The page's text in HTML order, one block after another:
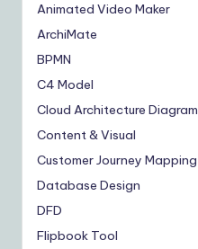
Animated Video Maker
ArchiMate
BPMN
C4 Model
Cloud Architecture Diagram
Content & Visual
Customer Journey Mapping
Database Design
DFD
Flipbook Tool